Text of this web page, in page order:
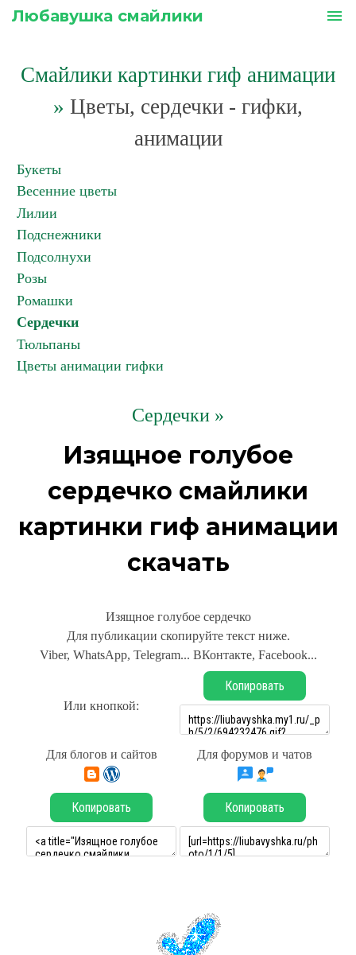
Любавушка смайлики menu
Смайлики картинки гиф анимации
» Цветы, сердечки - гифки,
анимации
Букеты
Весенние цветы
Лилии
Подснежники
Подсолнухи
Розы
Ромашки
Сердечки
Тюльпаны
Цветы анимации гифки
Сердечки »
Изящное голубое
сердечко смайлики
картинки гиф анимации
скачать
Изящное голубое сердечко
Для публикации скопируйте текст ниже.
Viber, WhatsApp, Telegram... ВКонтакте, Facebook...
Или кнопкой:
Копировать
Для блогов и сайтов Для форумов и чатов
Копировать Копировать